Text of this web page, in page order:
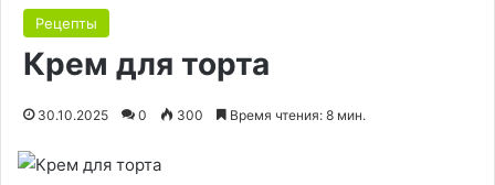
Рецепты
Крем для торта
30.10.2025 0 300 Время чтения: 8 мин.